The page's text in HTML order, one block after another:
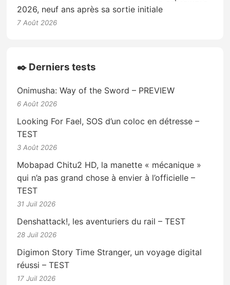
2026, neuf ans après sa sortie initiale
7 Août 2026
✒️ Derniers tests
Onimusha: Way of the Sword – PREVIEW
6 Août 2026
Looking For Fael, SOS d’un coloc en détresse –
TEST
3 Août 2026
Mobapad Chitu2 HD, la manette « mécanique »
qui n’a pas grand chose à envier à l’officielle –
TEST
31 Juil 2026
Denshattack!, les aventuriers du rail – TEST
28 Juil 2026
Digimon Story Time Stranger, un voyage digital
réussi – TEST
17 Juil 2026